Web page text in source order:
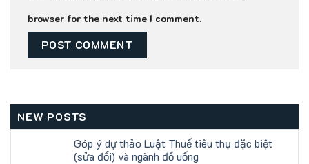
browser for the next time I comment.
NEW POSTS
Góp ý dự thảo Luật Thuế tiêu thụ đặc biệt
(sửa đổi) và ngành đồ uống